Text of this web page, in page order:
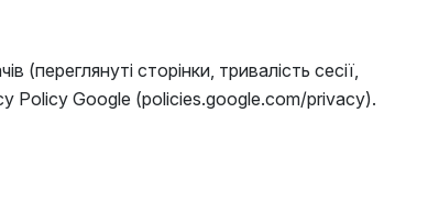
сторінки, тривалість сесії,
Policy Google (policies.google.com/privacy).